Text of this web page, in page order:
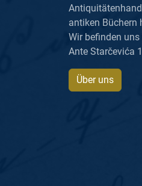
antiken Büchern
Wir befinden uns
Ante Starčevića
Über uns